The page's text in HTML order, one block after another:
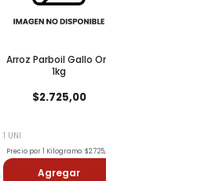
Arroz Parboil Gallo Oro
1kg
$2.725,00
1 UNI
Precio por 1 Kilogramo: $2.725,00
Agregar